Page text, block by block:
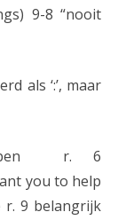
9-8 “nooit
als ‘:’, maar
r. 6
you to help
r. 9 belangrijk